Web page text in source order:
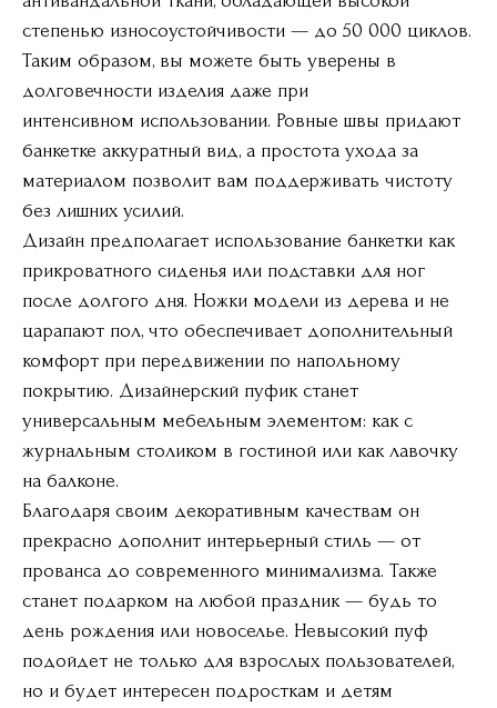
степенью износоустойчивости — до 50 000 циклов.
Таким образом, вы можете быть уверены в
долговечности изделия даже при
интенсивном использовании. Ровные швы придают
банкетке аккуратный вид, а простота ухода за
материалом позволит вам поддерживать чистоту
без лишних усилий.
Дизайн предполагает использование банкетки как
прикроватного сиденья или подставки для ног
после долгого дня. Ножки модели из дерева и не
царапают пол, что обеспечивает дополнительный
комфорт при передвижении по напольному
покрытию. Дизайнерский пуфик станет
универсальным мебельным элементом: как с
журнальным столиком в гостиной или как лавочку
на балконе.
Благодаря своим декоративным качествам он
прекрасно дополнит интерьерный стиль — от
прованса до современного минимализма. Также
станет подарком на любой праздник — будь то
день рождения или новоселье. Невысокий пуф
подойдет не только для взрослых пользователей,
но и будет интересен подросткам и детям